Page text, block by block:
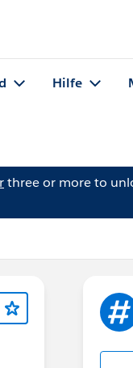
Hilfe
three or more to